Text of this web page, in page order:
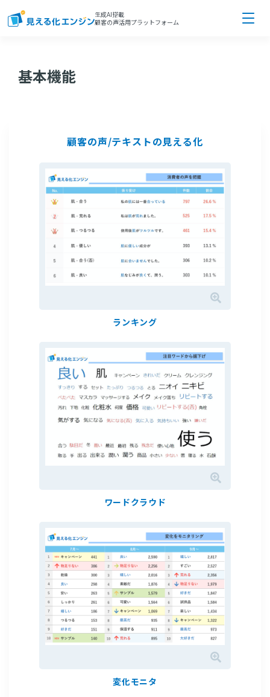
生成AI搭載
顧客の声活用プラットフォーム
基本機能
顧客の声/テキストの見える化
ランキング
ワードクラウド
変化モニタ